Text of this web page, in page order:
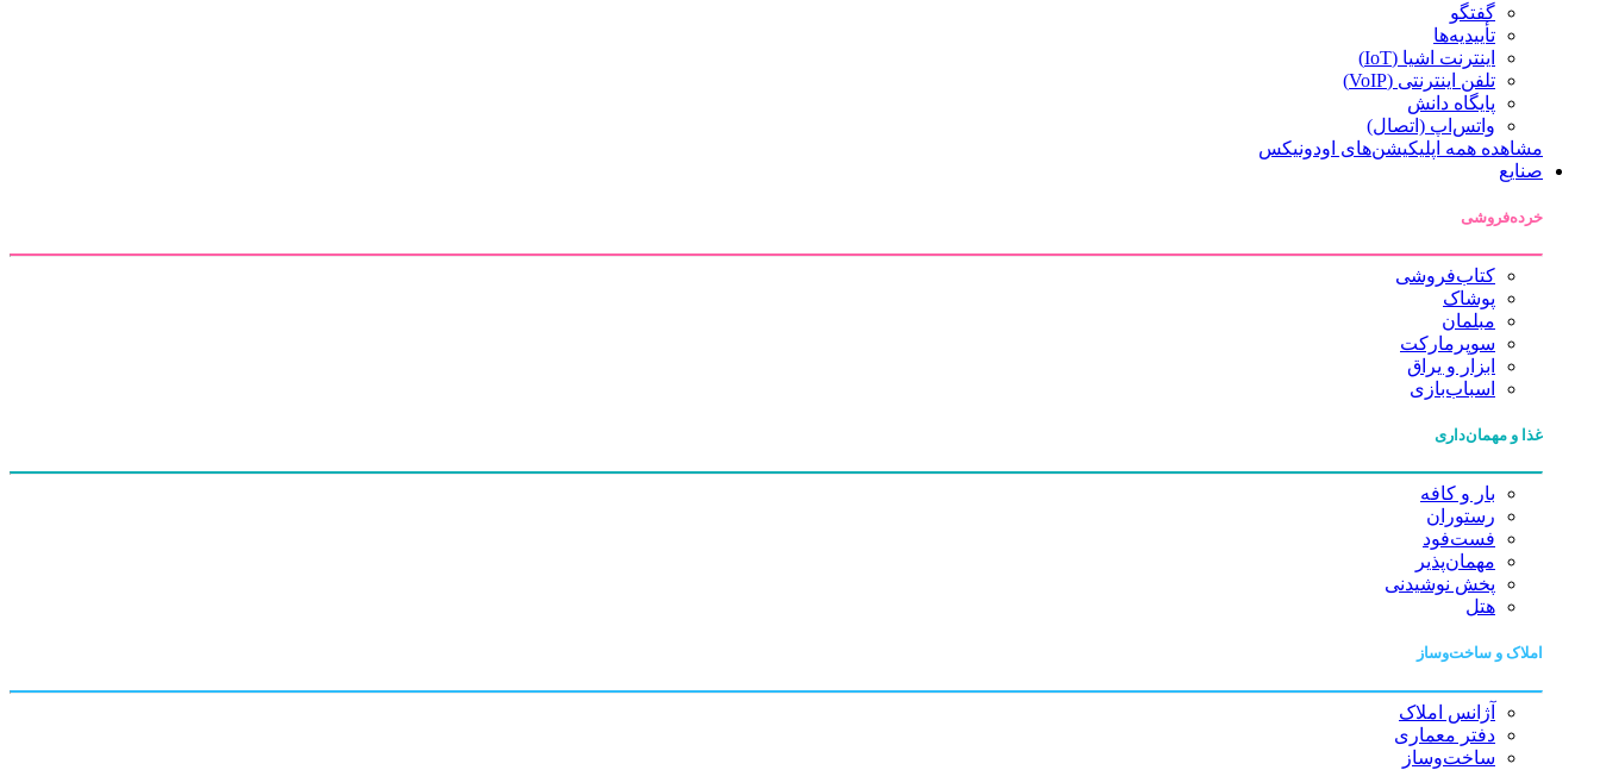
گفتگو
تأییدیه‌ها
اینترنت اشیا (IoT)
تلفن اینترنتی (VoIP)
پایگاه دانش
واتس‌اپ (اتصال)
مشاهده همه اپلیکیشن‌های اودونیکس
صنایع
خرده‌فروشی
کتاب‌فروشی
پوشاک
مبلمان
سوپرمارکت
ابزار و یراق
اسباب‌بازی
غذا و مهمان‌داری
بار و کافه
رستوران
فست‌فود
مهمان‌پذیر
پخش نوشیدنی
هتل
املاک و ساخت‌وساز
آژانس املاک
دفتر معماری
ساخت‌وساز